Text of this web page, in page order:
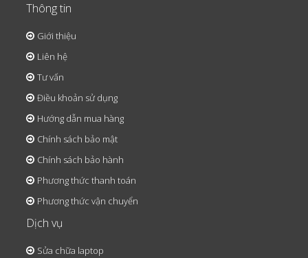
Thông tin
Giới thiệu
Liên hệ
Tư vấn
Điều khoản sử dụng
Hướng dẫn mua hàng
Chính sách bảo mật
Chính sách bảo hành
Phương thức thanh toán
Phương thức vận chuyển
Dịch vụ
Sửa chữa laptop